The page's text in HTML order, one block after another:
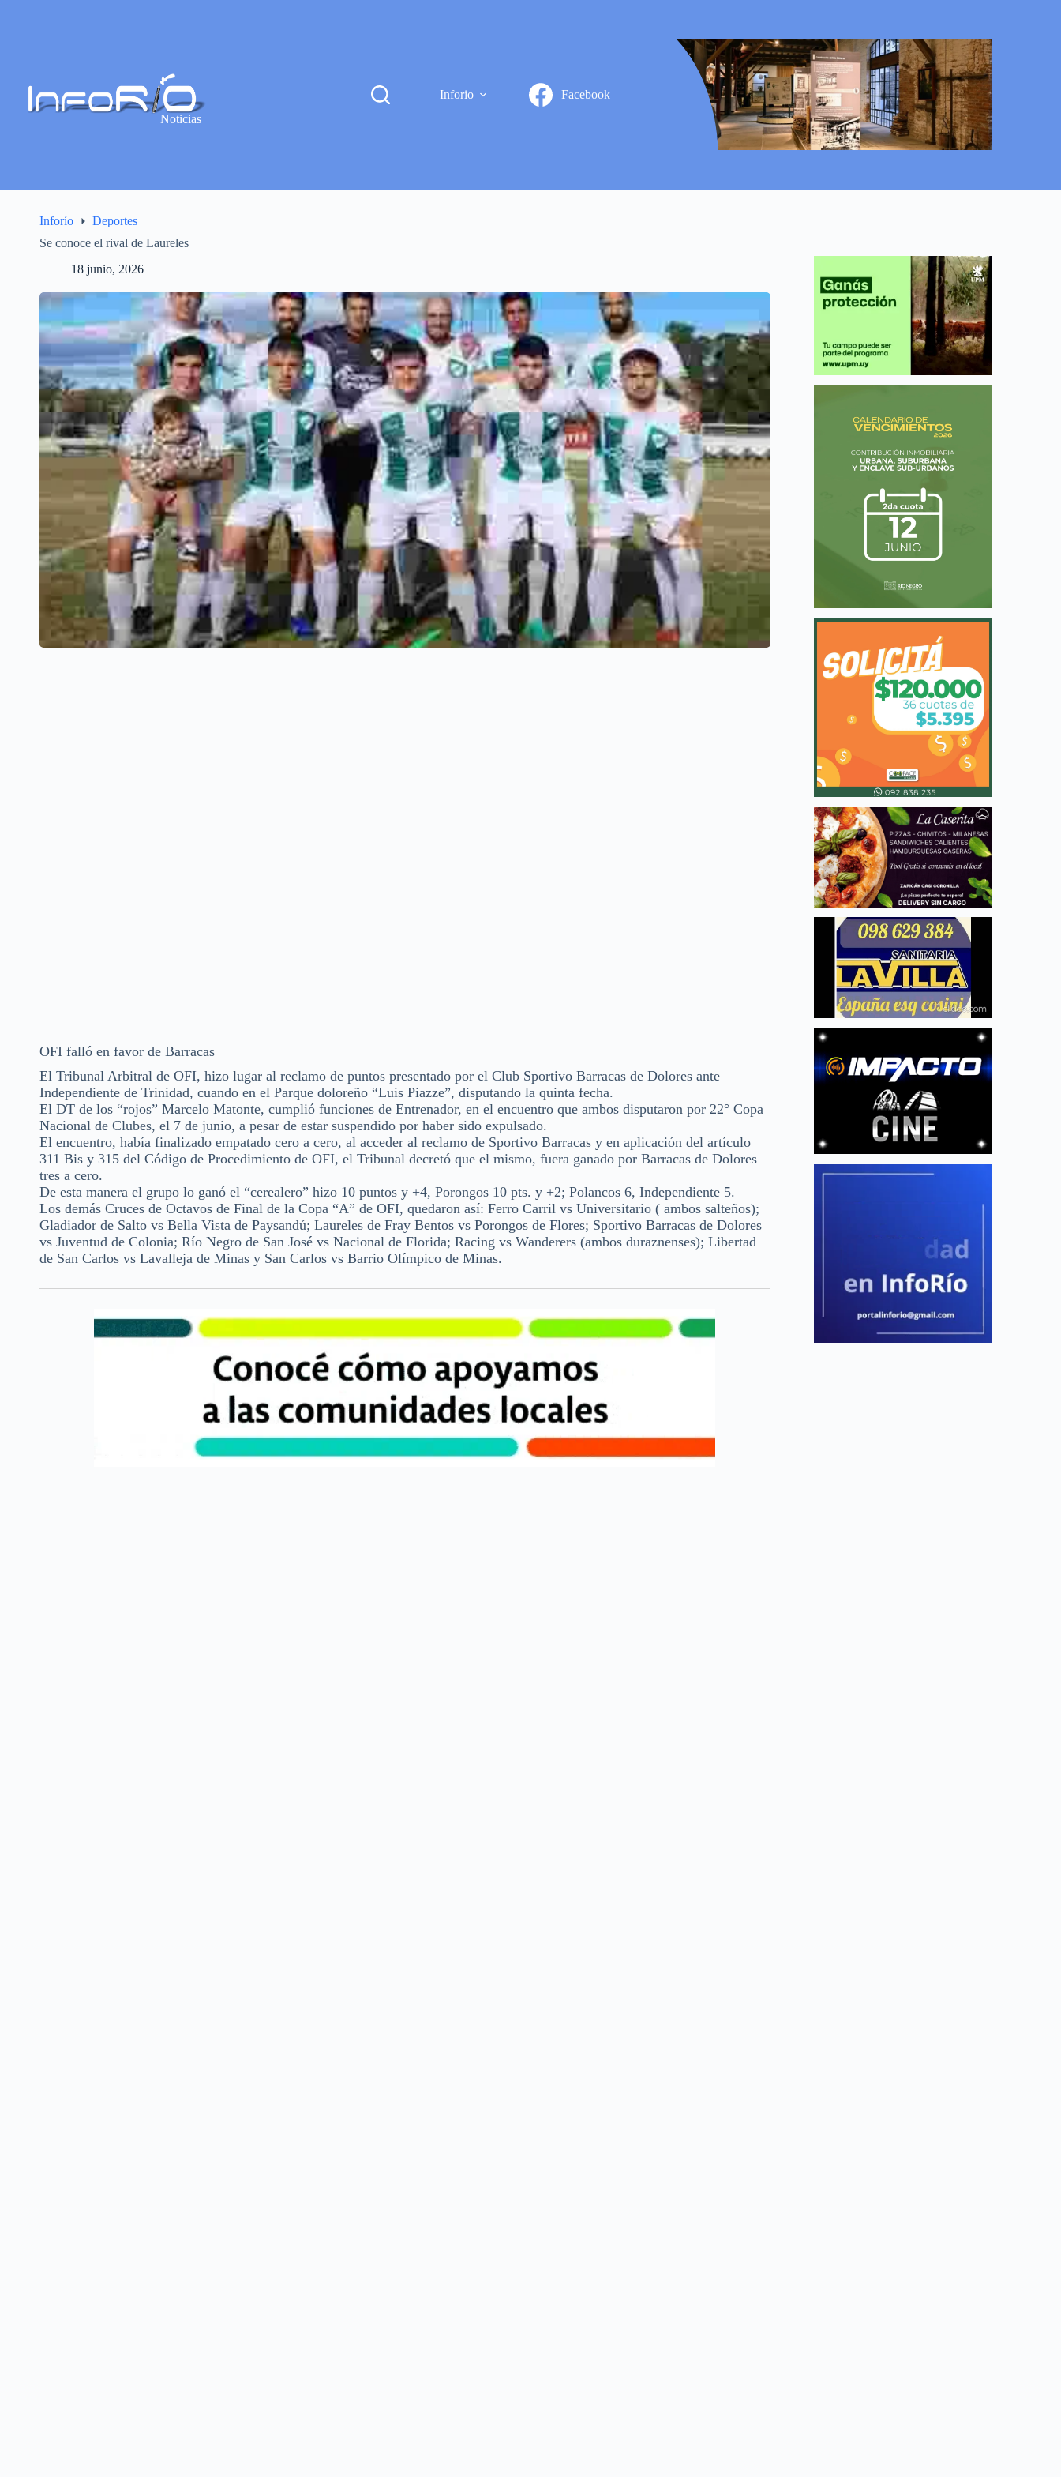
Noticias
Inforio Facebook
Inforío
Deportes
Se conoce el rival de Laureles
18 junio, 2026
OFI falló en favor de Barracas
El Tribunal Arbitral de OFI, hizo lugar al reclamo de puntos presentado por el Club Sportivo Barracas de Dolores ante
Independiente de Trinidad, cuando en el Parque doloreño “Luis Piazze”, disputando la quinta fecha.
El DT de los “rojos” Marcelo Matonte, cumplió funciones de Entrenador, en el encuentro que ambos disputaron por 22° Copa
Nacional de Clubes, el 7 de junio, a pesar de estar suspendido por haber sido expulsado.
El encuentro, había finalizado empatado cero a cero, al acceder al reclamo de Sportivo Barracas y en aplicación del artículo
311 Bis y 315 del Código de Procedimiento de OFI, el Tribunal decretó que el mismo, fuera ganado por Barracas de Dolores
tres a cero.
De esta manera el grupo lo ganó el “cerealero” hizo 10 puntos y +4, Porongos 10 pts. y +2; Polancos 6, Independiente 5.
Los demás Cruces de Octavos de Final de la Copa “A” de OFI, quedaron así: Ferro Carril vs Universitario ( ambos salteños);
Gladiador de Salto vs Bella Vista de Paysandú; Laureles de Fray Bentos vs Porongos de Flores; Sportivo Barracas de Dolores
vs Juventud de Colonia; Río Negro de San José vs Nacional de Florida; Racing vs Wanderers (ambos duraznenses); Libertad
de San Carlos vs Lavalleja de Minas y San Carlos vs Barrio Olímpico de Minas.